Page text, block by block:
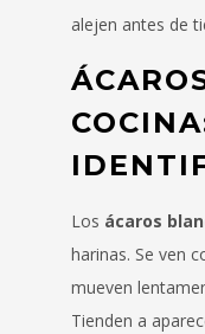
alejen antes de
Los ácaros
harinas. Se ven
mueven
Tienden a